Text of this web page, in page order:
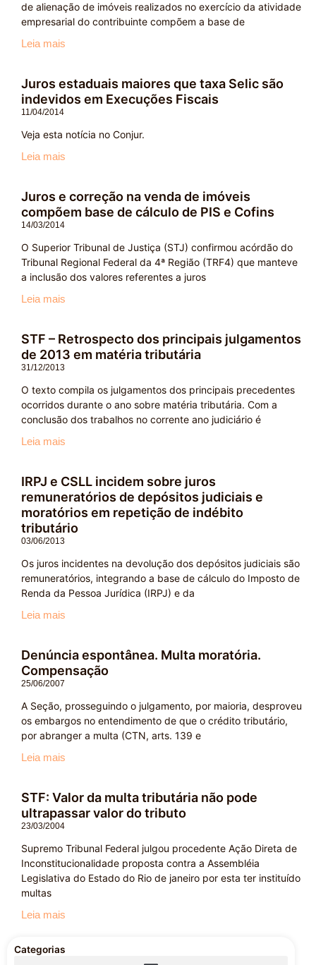
de alienação de imóveis realizados no exercício da atividade
empresarial do contribuinte compõem a base de
Leia mais
Juros estaduais maiores que taxa Selic são
indevidos em Execuções Fiscais
11/04/2014
Veja esta notícia no Conjur.
Leia mais
Juros e correção na venda de imóveis
compõem base de cálculo de PIS e Cofins
14/03/2014
O Superior Tribunal de Justiça (STJ) confirmou acórdão do
Tribunal Regional Federal da 4ª Região (TRF4) que manteve
a inclusão dos valores referentes a juros
Leia mais
STF – Retrospecto dos principais julgamentos
de 2013 em matéria tributária
31/12/2013
O texto compila os julgamentos dos principais precedentes
ocorridos durante o ano sobre matéria tributária. Com a
conclusão dos trabalhos no corrente ano judiciário é
Leia mais
IRPJ e CSLL incidem sobre juros
remuneratórios de depósitos judiciais e
moratórios em repetição de indébito
tributário
03/06/2013
Os juros incidentes na devolução dos depósitos judiciais são
remuneratórios, integrando a base de cálculo do Imposto de
Renda da Pessoa Jurídica (IRPJ) e da
Leia mais
Denúncia espontânea. Multa moratória.
Compensação
25/06/2007
A Seção, prosseguindo o julgamento, por maioria, desproveu
os embargos no entendimento de que o crédito tributário,
por abranger a multa (CTN, arts. 139 e
Leia mais
STF: Valor da multa tributária não pode
ultrapassar valor do tributo
23/03/2004
Supremo Tribunal Federal julgou procedente Ação Direta de
Inconstitucionalidade proposta contra a Assembléia
Legislativa do Estado do Rio de janeiro por esta ter instituído
multas
Leia mais
Categorias